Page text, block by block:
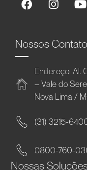
Nossos
Endereço: Al.
– Vale do
Nova Lima /
(31) 3215-
0800-760-
Nossas